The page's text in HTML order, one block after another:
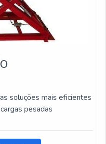
soluções mais eficientes
pesadas